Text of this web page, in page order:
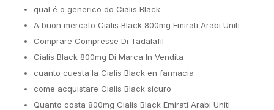
qual é o generico do Cialis Black
A buon mercato Cialis Black 800mg Emirati Arabi Uniti
Comprare Compresse Di Tadalafil
Cialis Black 800mg Di Marca In Vendita
cuanto cuesta la Cialis Black en farmacia
come acquistare Cialis Black sicuro
Quanto costa 800mg Cialis Black Emirati Arabi Uniti